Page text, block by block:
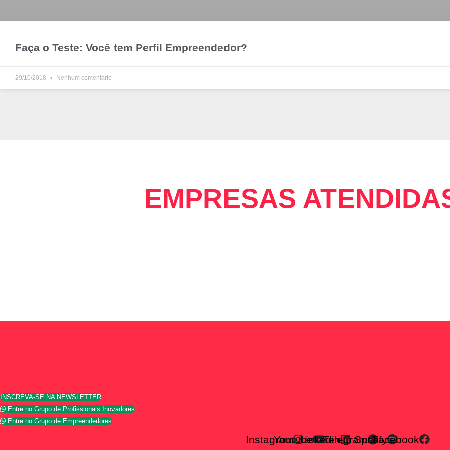
Faça o Teste: Você tem Perfil Empreendedor?
29/10/2018 Nenhum comentário
EMPRESAS
INSCREVA-SE NA NEWSLETTER
Entre no Grupo de Profissionais Inovadores
Entre no Grupo de Empreendedores
InstagramYoutubeLinkedinTelegramSpotifyFacebook